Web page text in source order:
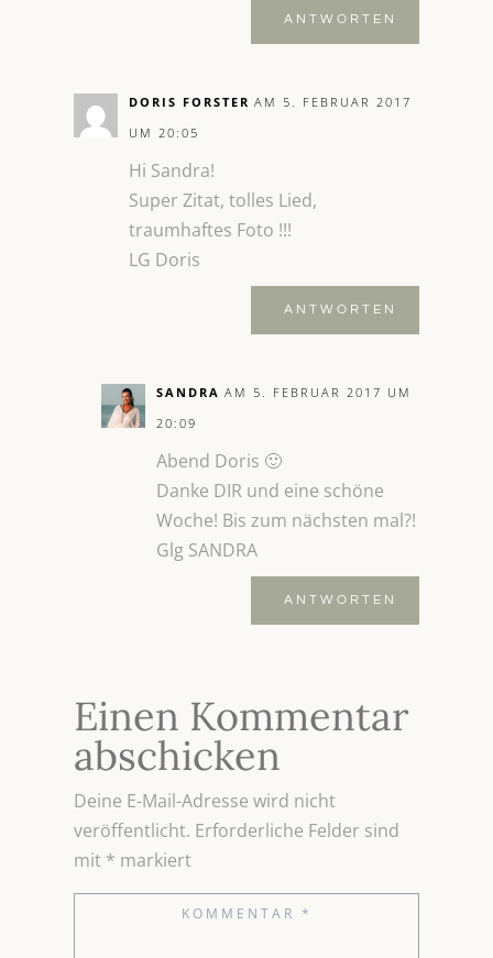
ANTWORTEN
DORIS FORSTER AM 5. FEBRUAR 2017
UM 20:05
Hi Sandra!
Super Zitat, tolles Lied,
traumhaftes Foto !!!
LG Doris
ANTWORTEN
SANDRA AM 5. FEBRUAR 2017 UM
20:09
Abend Doris 🙂
Danke DIR und eine schöne
Woche! Bis zum nächsten mal?!
Glg SANDRA
ANTWORTEN
Einen Kommentar
abschicken
Deine E-Mail-Adresse wird nicht
veröffentlicht. Erforderliche Felder sind
mit * markiert